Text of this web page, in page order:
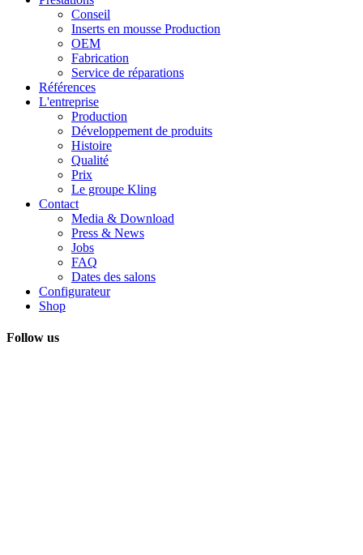
Conseil
Inserts en mousse Production
OEM
Fabrication
Service de réparations
Références
L'entreprise
Production
Développement de produits
Histoire
Qualité
Prix
Le groupe Kling
Contact
Media & Download
Press & News
Jobs
FAQ
Dates des salons
Configurateur
Shop
Follow us